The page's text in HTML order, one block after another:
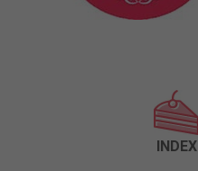
INDEX